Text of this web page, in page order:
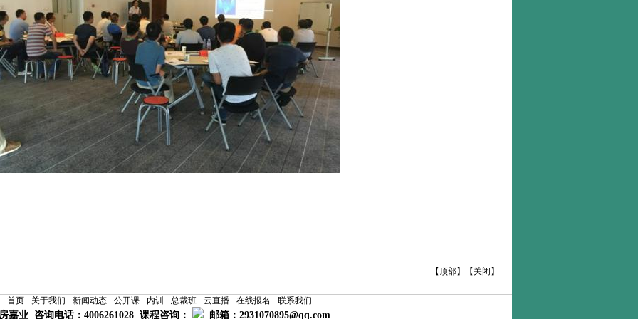
【顶部】【 关闭 】
首页 关于我们 新闻动态 公开课 内训 总裁班 云直播 在线报名 联系我们
嘉业 咨询电话：4006261028 课程咨询： 邮箱：2931070895@qq.com